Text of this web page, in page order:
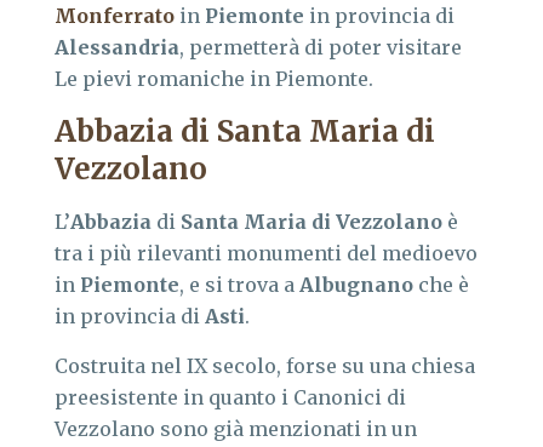
Monferrato in Piemonte in provincia di
Alessandria, permetterà di poter visitare
Le pievi romaniche in Piemonte.
Abbazia di Santa Maria di
Vezzolano
L’Abbazia di Santa Maria di Vezzolano è
tra i più rilevanti monumenti del medioevo
in Piemonte, e si trova a Albugnano che è
in provincia di Asti.
Costruita nel IX secolo, forse su una chiesa
preesistente in quanto i Canonici di
Vezzolano sono già menzionati in un